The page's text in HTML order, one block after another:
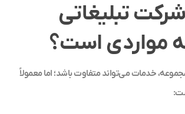
تبلیغاتی
مواردی است؟
خدمات می‌تواند متفاوت باشد؛ اما معمولاً